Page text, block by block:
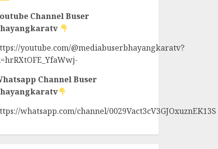
ChannelBuser
youtube.com/@mediabuserbhayangkaratv?
ChannelBuser
whatsapp.com/channel/0029Vact3cV3GJOxuznEK13S